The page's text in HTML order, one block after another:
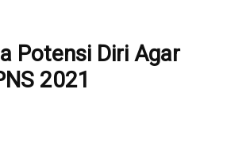
Potensi Diri Agar
2021